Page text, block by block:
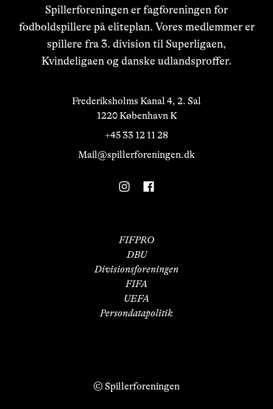
Spillerforeningen er fagforeningen for
fodboldspillere på eliteplan. Vores medlemmer er
spillere fra 3. division til Superligaen,
Kvindeligaen og danske udlandsproffer.
Frederiksholms Kanal 4, 2. Sal
1220 København K
+45 33 12 11 28
Mail@spillerforeningen.dk
FIFPRO
DBU
Divisionsforeningen
FIFA
UEFA
Persondatapolitik
© Spillerforeningen